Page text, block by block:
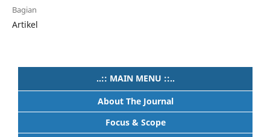
Bagian
Artikel
..:: MAIN MENU ::..
About The Journal
Focus & Scope